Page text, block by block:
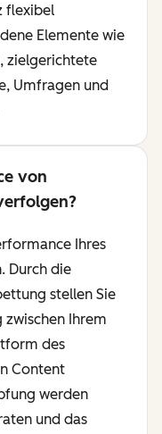
flexibel
Elemente wie
zielgerichtete
Umfragen und
von
Ihres
Durch die
stellen Sie
Ihrem
des
Content
werden
und das